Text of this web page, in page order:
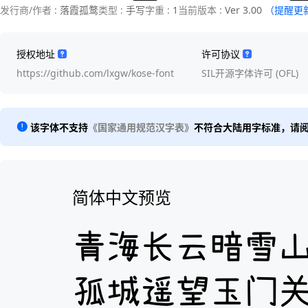
发行商/作者 : 落霞孤鹜类型 : 手写字重 : 1 当前版本 : Ver 3.00 （提醒更
授权地址
https://github.com/lxgw/kose-font
许可协议
SIL开源字体许可 (OFL)
该字体不支持 《国家通用规范汉字表》 不符合大陆用字标准，请
简体中文预览